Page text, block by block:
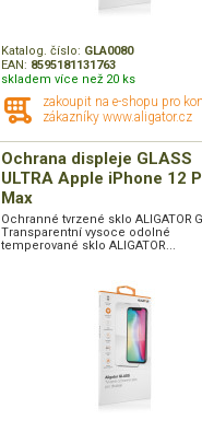
Katalog. číslo: GLA0080
EAN: 8595181131763
skladem více než 20 ks
zakoupit na e-shopu pro
zákazníky www.aligator.cz
Ochrana displeje GLASS
ULTRA Apple iPhone 12
Max
Ochranné tvrzené sklo ALIGATOR
Transparentní vysoce odolné
temperované sklo ALIGATOR...